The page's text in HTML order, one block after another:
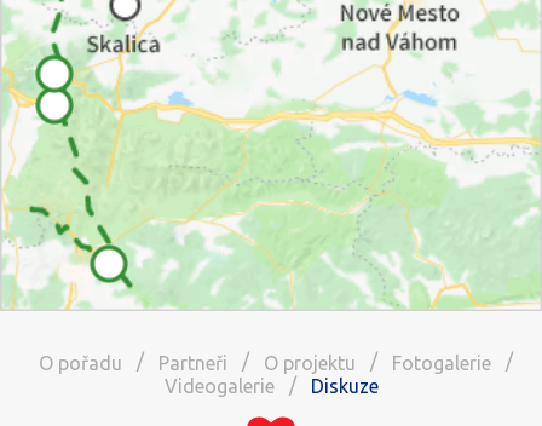
O pořadu / Partneři / O projektu / Fotogalerie
/
Videogalerie
/ Diskuze